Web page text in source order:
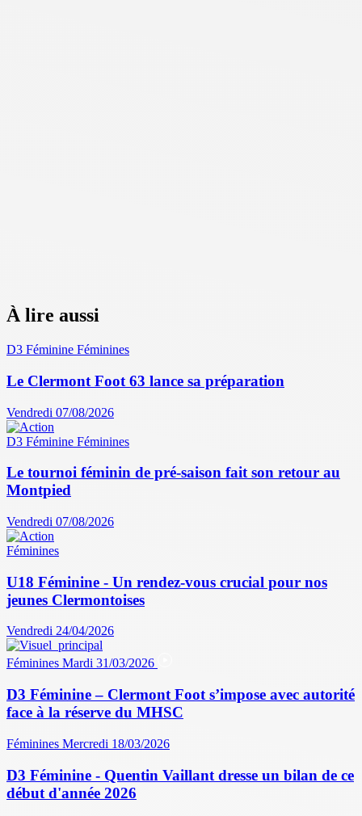
À lire aussi
D3 Féminine Féminines
Le Clermont Foot 63 lance sa préparation
Vendredi 07/08/2026
D3 Féminine Féminines
Le tournoi féminin de pré-saison fait son retour au
Montpied
Vendredi 07/08/2026
Féminines
U18 Féminine - Un rendez-vous crucial pour nos
jeunes Clermontoises
Vendredi 24/04/2026
Féminines Mardi 31/03/2026
D3 Féminine – Clermont Foot s’impose avec autorité
face à la réserve du MHSC
Féminines Mercredi 18/03/2026
D3 Féminine - Quentin Vaillant dresse un bilan de ce
début d'année 2026